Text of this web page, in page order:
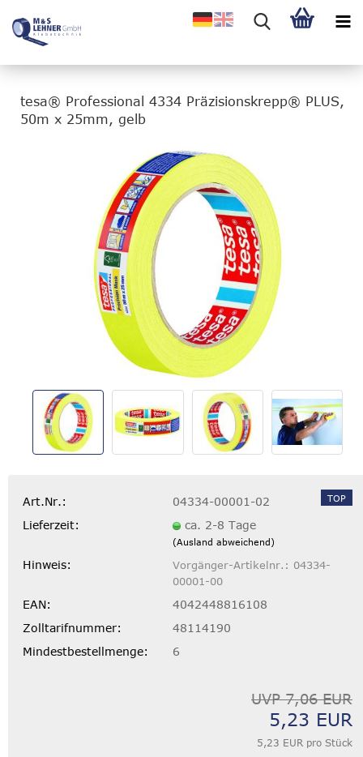
tesa® Professional 4334 Präzisionskrepp® PLUS,
50m x 25mm, gelb
TOP
Art.Nr.:
04334-00001-02
Lieferzeit:
ca. 2-8 Tage
(Ausland abweichend)
Hinweis:
Vorgänger-Artikelnr.: 04334-
00001-00
EAN:
4042448816108
Zolltarifnummer:
48114190
Mindestbestellmenge:
6
UVP 7,06 EUR
5,23 EUR
5,23 EUR pro Stück